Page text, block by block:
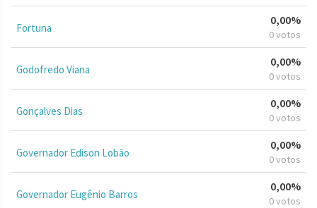
Fortuna
0,00%
0 votos
Godofredo Viana
0,00%
0 votos
Gonçalves Dias
0,00%
0 votos
Governador Edison Lobão
0,00%
0 votos
Governador Eugênio Barros
0,00%
0 votos